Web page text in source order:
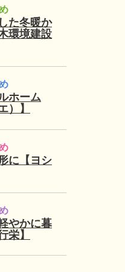
た冬暖か
環境建設
ホーム
）】
に【ヨシ
やかに暮
栄】